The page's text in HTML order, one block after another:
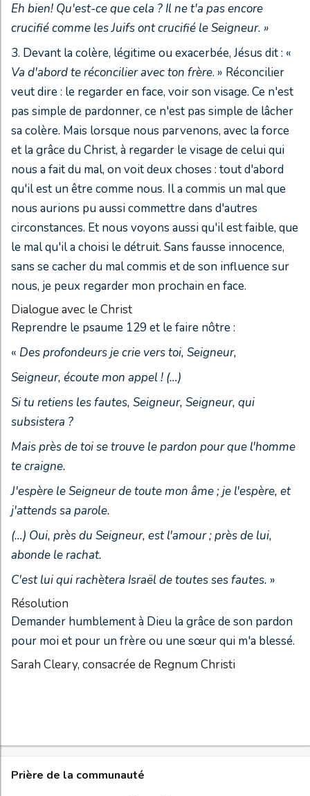
Eh bien! Qu'est-ce que cela ? Il ne t'a pas encore
crucifié comme les Juifs ont crucifié le Seigneur. »
3. Devant la colère, légitime ou exacerbée, Jésus dit : «
Va d'abord te réconcilier avec ton frère. » Réconcilier
veut dire : le regarder en face, voir son visage. Ce n'est
pas simple de pardonner, ce n'est pas simple de lâcher
sa colère. Mais lorsque nous parvenons, avec la force
et la grâce du Christ, à regarder le visage de celui qui
nous a fait du mal, on voit deux choses : tout d'abord
qu'il est un être comme nous. Il a commis un mal que
nous aurions pu aussi commettre dans d'autres
circonstances. Et nous voyons aussi qu'il est faible, que
le mal qu'il a choisi le détruit. Sans fausse innocence,
sans se cacher du mal commis et de son influence sur
nous, je peux regarder mon prochain en face.
Dialogue avec le Christ
Reprendre le psaume 129 et le faire nôtre :
« Des profondeurs je crie vers toi, Seigneur,
Seigneur, écoute mon appel ! (…)
Si tu retiens les fautes, Seigneur, Seigneur, qui
subsistera ?
Mais près de toi se trouve le pardon pour que l'homme
te craigne.
J'espère le Seigneur de toute mon âme ; je l'espère, et
j'attends sa parole.
(…) Oui, près du Seigneur, est l'amour ; près de lui,
abonde le rachat.
C'est lui qui rachètera Israël de toutes ses fautes. »
Résolution
Demander humblement à Dieu la grâce de son pardon
pour moi et pour un frère ou une sœur qui m'a blessé.
Sarah Cleary, consacrée de Regnum Christi
Prière de la communauté